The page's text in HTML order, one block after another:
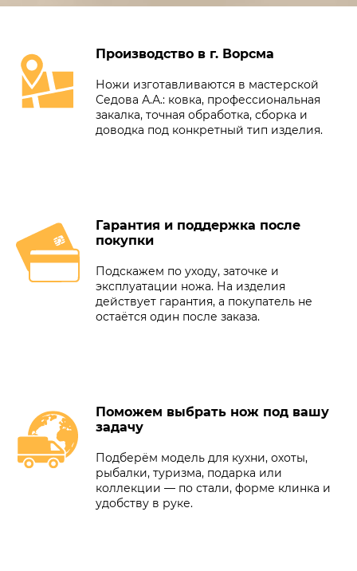
Производство в г. Ворсма
Ножи изготавливаются в мастерской
Седова А.А.: ковка, профессиональная
закалка, точная обработка, сборка и
доводка под конкретный тип изделия.
Гарантия и поддержка после
покупки
Подскажем по уходу, заточке и
эксплуатации ножа. На изделия
действует гарантия, а покупатель не
остаётся один после заказа.
Поможем выбрать нож под вашу
задачу
Подберём модель для кухни, охоты,
рыбалки, туризма, подарка или
коллекции — по стали, форме клинка и
удобству в руке.